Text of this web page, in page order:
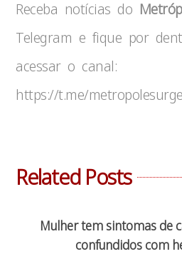
Receba notícias do
Telegram e fique por
acessar o canal:
https://t.me/
Related Posts
Mulher tem sintomas de
confundidos com